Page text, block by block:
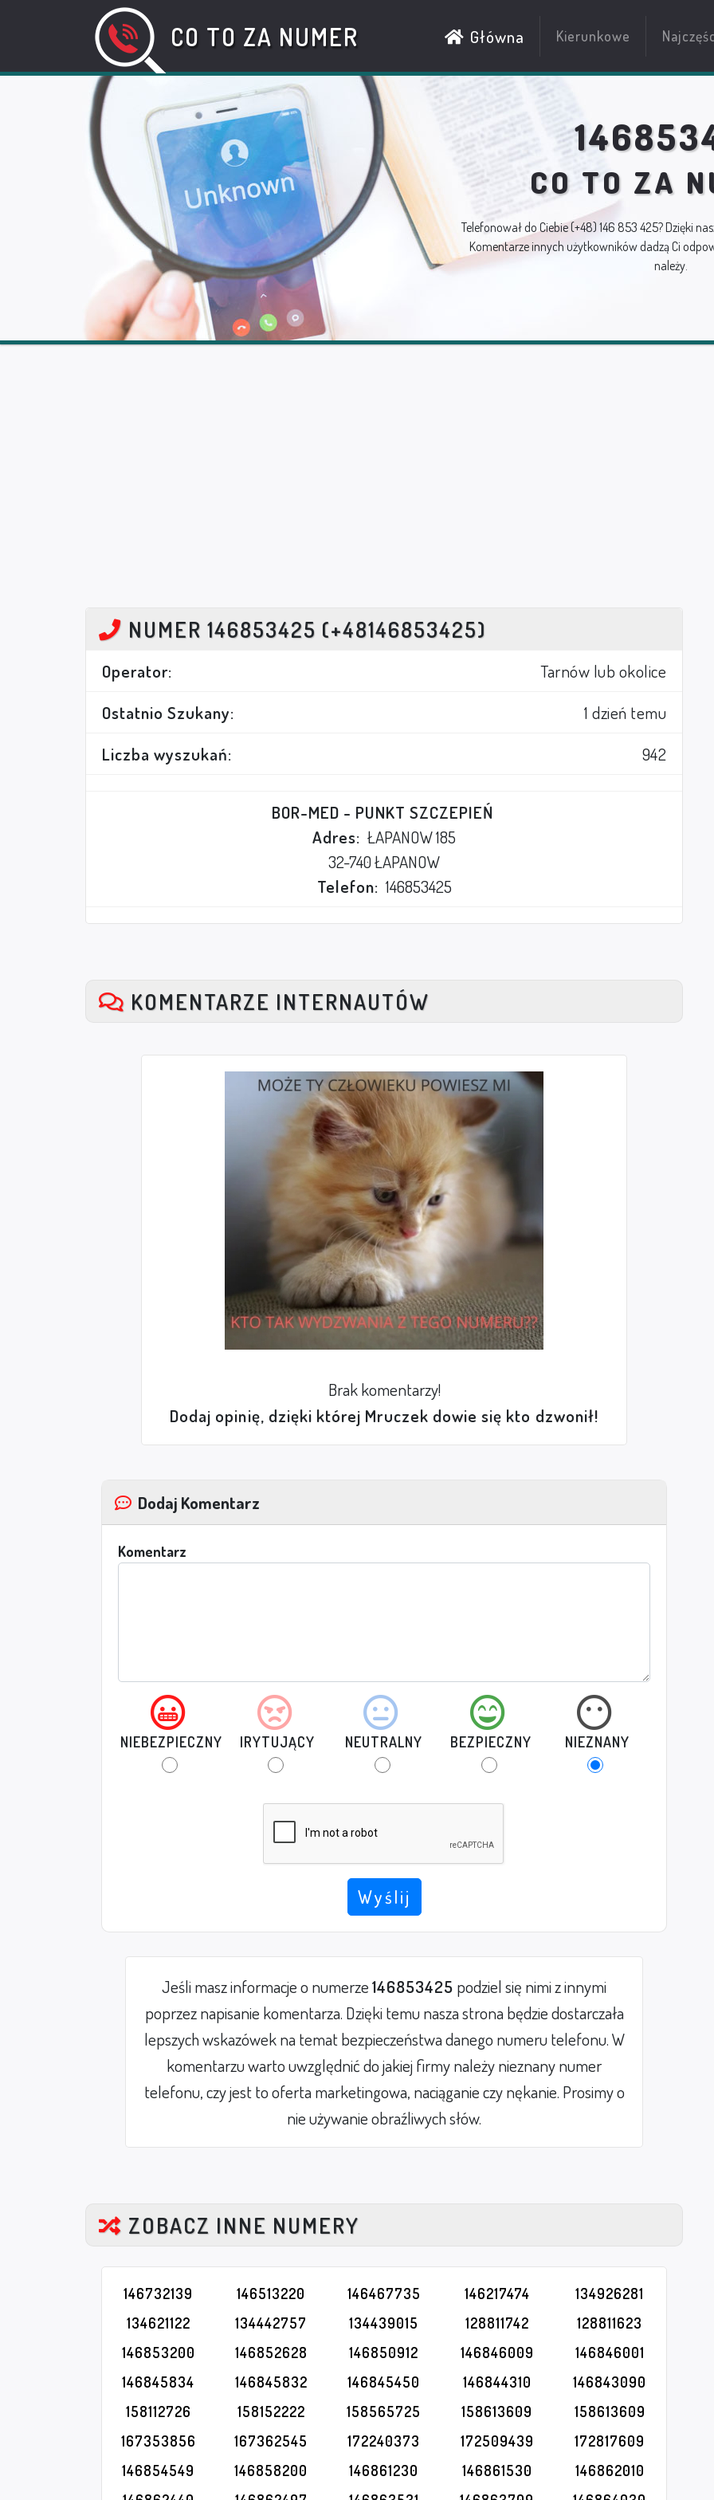
CO TO ZA NUMER Główna Kierunkowe
CO TO ZA
Telefonował do Ciebie(+48) 146 853 425? Dzięki
Komentarze innych użytkowników dadzą Ci
należy.
NUMER 146853425 (+48146853425)
Operator:
Tarnów lub okolice
Ostatnio Szukany:
1 dzień temu
Liczba wyszukań:
942
BOR-MED - PUNKT SZCZEPIEŃ
Adres: ŁAPANOW 185
32-740 ŁAPANOW
Telefon: 146853425
KOMENTARZE INTERNAUTÓW
Brak komentarzy!
Dodaj opinię, dzięki której Mruczek dowie się kto dzwonił!
Dodaj Komentarz
Komentarz
NIEBEZPIECZNY IRYTUJĄCY NEUTRALNY BEZPIECZNY NIEZNANY
Wyślij
Jeśli masz informacje o numerze146853425 podziel się nimi z innymi
poprzez napisanie komentarza. Dzięki temu nasza strona będzie dostarczała
lepszych wskazówek na temat bezpieczeństwa danego numeru telefonu. W
komentarzu warto uwzględnić do jakiej firmy należy nieznany numer
telefonu, czy jest to oferta marketingowa, naciąganie czy nękanie. Prosimy o
nie używanie obraźliwych słów.
ZOBACZ INNE NUMERY
146732139 146513220 146467735 146217474
134926281
134621122
134442757 134439015 128811742
128811623
146853200
146852628 146850912 146846009
146846001
146845834
146845832 146845450 146844310
146843090
158112726
158152222 158565725 158613609
158613609
167353856
167362545 172240373 172509439
172817609
146854549
146858200 146861230 146861530
146862010